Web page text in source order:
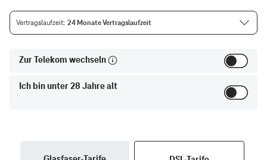
Vertragslaufzeit 24 Monate Vertragslaufzeit
Zur Telekom wechseln
Ich bin unter 28 Jahre alt